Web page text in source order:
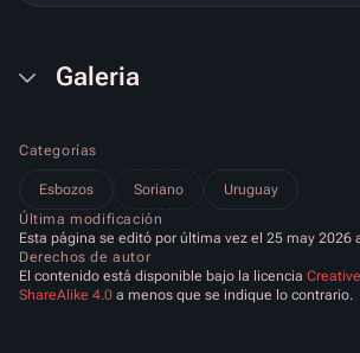
Galeria
Categorías
Esbozos Soriano
Uruguay
Última modificación
Esta página se editó por última vez el 25 may 2026
Derechos de autor
El contenido está disponible bajo la licencia
ShareAlike 4.0 a menos que se indique lo contrario.